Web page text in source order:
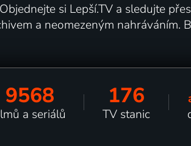
si Lepší.TV a sledujte
a neomezeným nahráváním.
9568
a seriálů
176
TV stanic